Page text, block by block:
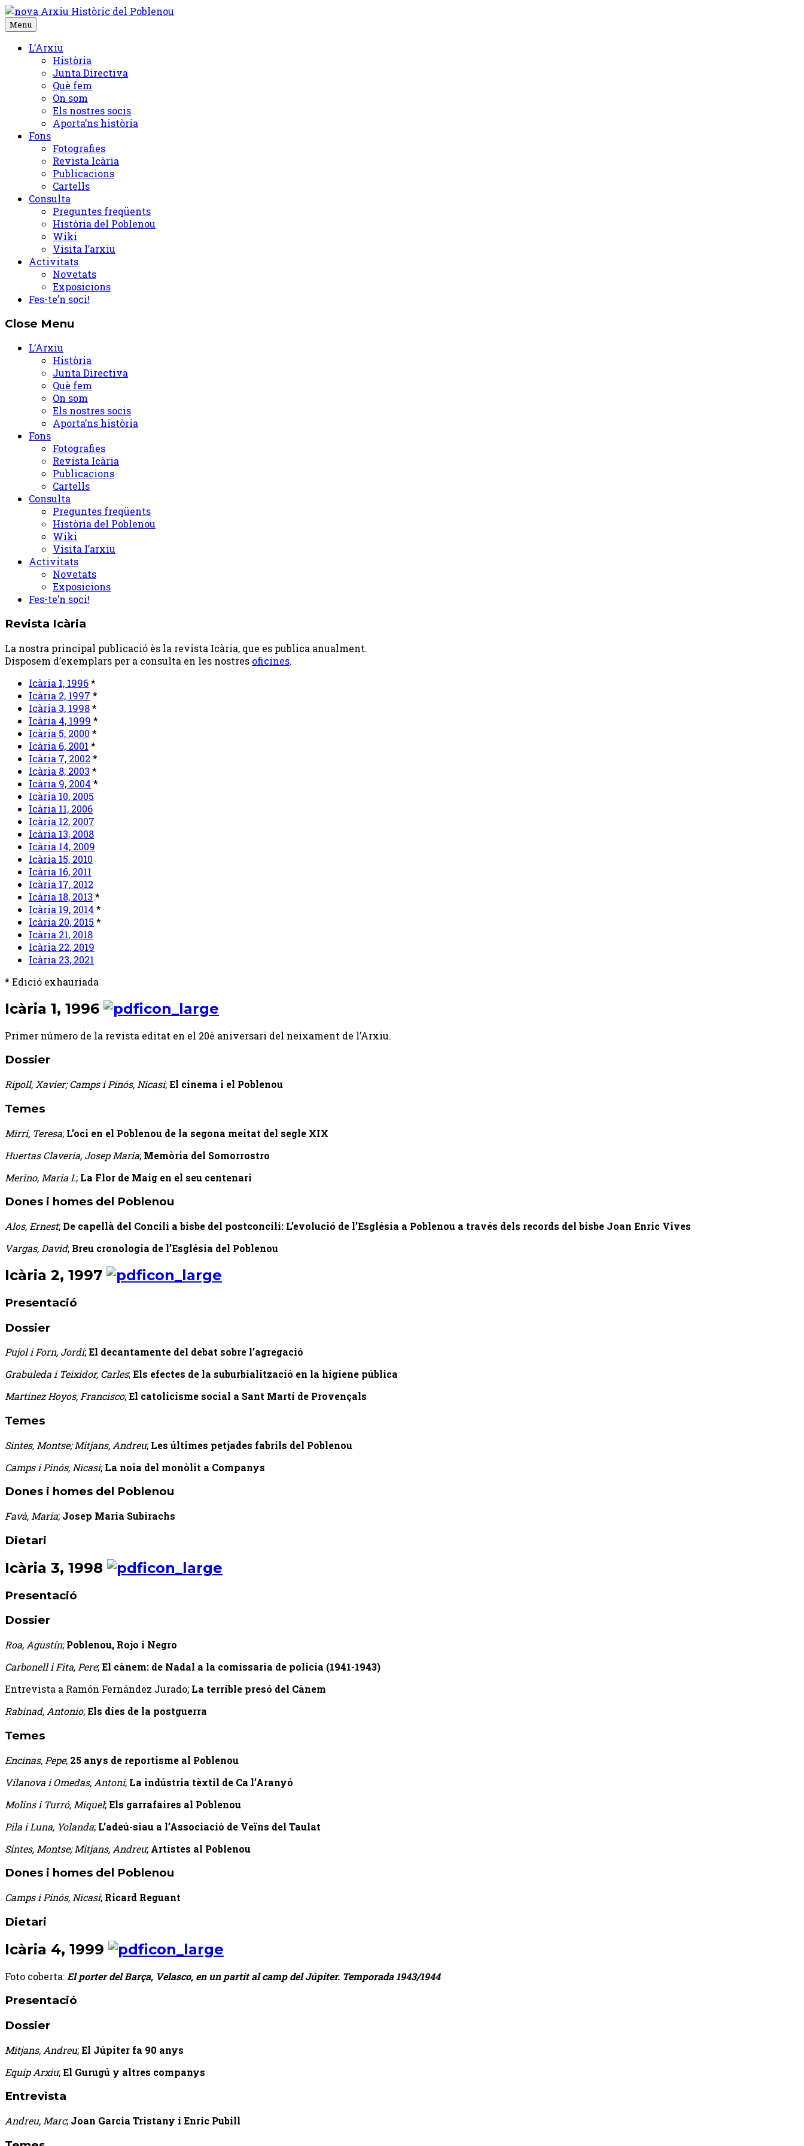
Skip
to
content
Menu
L’Arxiu
Història
Junta Directiva
Què fem
On som
Els nostres socis
Aporta’ns història
Fons
Fotografies
Revista Icària
Publicacions
Cartells
Consulta
Preguntes freqüents
Història del Poblenou
Wiki
Visita l’arxiu
Activitats
Novetats
Exposicions
Fes-te’n soci!
Close Menu
L’Arxiu
Història
Junta Directiva
Què fem
On som
Els nostres socis
Aporta’ns història
Fons
Fotografies
Revista Icària
Publicacions
Cartells
Consulta
Preguntes freqüents
Història del Poblenou
Wiki
Visita l’arxiu
Activitats
Novetats
Exposicions
Fes-te’n soci!
Revista Icària
La nostra principal publicació ès la revista Icària, que es publica anualment.
Disposem d’exemplars per a consulta en les nostres oficines.
Icària 1, 1996*
Icària 2, 1997 *
Icària 3, 1998*
Icària 4, 1999 *
Icària 5, 2000 *
Icària 6, 2001 *
Icària 7, 2002 *
Icària 8, 2003 *
Icària 9, 2004 *
Icària 10, 2005
Icària 11, 2006
Icària 12, 2007
Icària 13, 2008
Icària 14, 2009
Icària 15, 2010
Icària 16, 2011
Icària 17, 2012
Icària 18, 2013 *
Icària 19, 2014 *
Icària 20, 2015 *
Icària 21, 2018
Icària 22, 2019
Icària 23, 2021
* Edició exhauriada
Icària 1, 1996
Primer número de la revista editat en el 20è aniversari del neixament de l’Arxiu.
Dossier
Ripoll, Xavier; Camps i Pinós, Nicasi;El cinema i el Poblenou
Temes
Mirri, Teresa; L’oci en el Poblenou de la segona meitat del segle XIX
Huertas Claveria, Josep Maria; Memòria del Somorrostro
Merino, Maria I.; La Flor de Maig en el seu centenari
Dones i homes del Poblenou
Alos, Ernest; De capellà del Concili a bisbe del postconcili: L’evolució de l’Església a Poblenou a través dels records del bisbe Joan Enric Vives
Vargas, David; Breu cronologia de l’Església del Poblenou
Icària 2, 1997
Presentació
Dossier
Pujol i Forn, Jordi;El decantamente del debat sobre l’agregació
Grabuleda i Teixidor, Carles;Els efectes de la suburbialització en la higiene pública
Martinez Hoyos, Francisco;El catolicisme social a Sant Martí de Provençals
Temes
Sintes, Montse; Mitjans, Andreu; Les últimes petjades fabrils del Poblenou
Camps i Pinós, Nicasi; La noia del monòlit a Companys
Dones i homes del Poblenou
Favà, Maria; Josep Maria Subirachs
Dietari
Icària 3, 1998
Presentació
Dossier
Roa, Agustín; Poblenou, Rojo i Negro
Carbonell i Fita, Pere;El cànem: de Nadal a la comissaria de policia (1941-1943)
Entrevista a Ramón Fernández Jurado; La terrible presó del Cànem
Rabinad, Antonio;Els dies de la postguerra
Temes
Encinas, Pepe; 25 anys de reportisme al Poblenou
Vilanova i Omedas, Antoni; La indústria tèxtil de Ca l’Aranyó
Molins i Turró, Miquel;Els garrafaires al Poblenou
Pila i Luna, Yolanda; L’adeú-siau a l’Associació de Veïns del Taulat
Sintes, Montse; Mitjans, Andreu; Artistes al Poblenou
Dones i homes del Poblenou
Camps i Pinós, Nicasi; Ricard Reguant
Dietari
Icària 4, 1999
Foto coberta:El porter del Barça, Velasco, en un partit al camp del Júpiter. Temporada 1943/1944
Presentació
Dossier
Mitjans, Andreu;El Júpiter fa 90 anys
Equip Arxiu;El Gurugú y altres companys
Entrevista
Andreu, Marc; Joan Garcia Tristany i Enric Pubill